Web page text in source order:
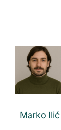
Marko Ilić